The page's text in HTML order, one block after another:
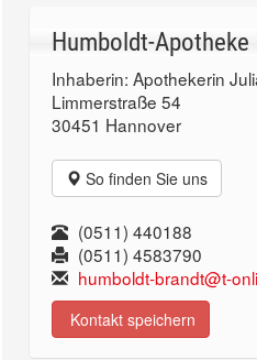
Humboldt-Apotheke
Inhaberin: Apothekerin
Limmerstraße 54
30451 Hannover
So finden Sie uns
(0511) 440188
(0511) 4583790
humboldt-brandt@t-
Kontakt speichern